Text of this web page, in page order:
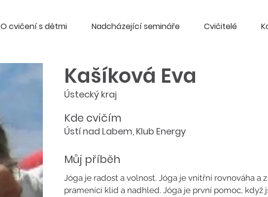
O cvičení s dětmi Nadcházející semináře Cvičitelé
Kašíková Eva
Ústecký kraj
Kde cvičím
Ústí nad Labem, Klub Energy
Můj příběh
Jóga je radost a volnost. Jóga je vnitřní rovnováha a
pramenící klid a nadhled. Jóga je první pomoc, když